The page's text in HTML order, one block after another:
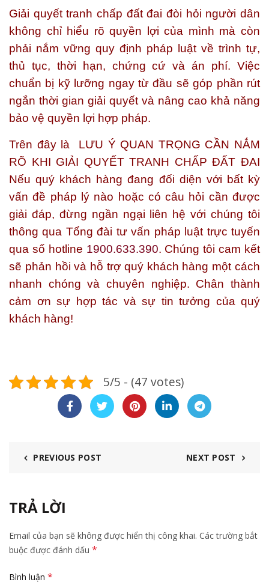
Giải quyết tranh chấp đất đai đòi hỏi người dân
không chỉ hiểu rõ quyền lợi của mình mà còn
phải nắm vững quy định pháp luật về trình tự,
thủ tục, thời hạn, chứng cứ và án phí. Việc
chuẩn bị kỹ lưỡng ngay từ đầu sẽ góp phần rút
ngắn thời gian giải quyết và nâng cao khả năng
bảo vệ quyền lợi hợp pháp.
Trên đây là
LƯU Ý QUAN TRỌNG CẦN NẮM
RÕ KHI GIẢI QUYẾT TRANH CHẤP ĐẤT ĐAI
Nếu quý khách hàng đang đối diện với bất kỳ
vấn đề pháp lý nào hoặc có câu hỏi cần được
giải đáp, đừng ngần ngại liên hệ với chúng tôi
thông qua Tổng đài tư vấn pháp luật trực tuyến
qua số hotline 1900.633.390. Chúng tôi cam kết
sẽ phản hồi và hỗ trợ quý khách hàng một cách
nhanh chóng và chuyên nghiệp. Chân thành
cảm ơn sự hợp tác và sự tin tưởng của quý
khách hàng!
5/5 - (47 votes)
PREVIOUS POST NEXT POST
TRẢ LỜI
Email của bạn sẽ không được hiển thị công khai. Các trường bắt
buộc được đánh dấu *
Bình luận *